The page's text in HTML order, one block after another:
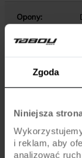
Zgoda
Niniejsza
i reklam, aby
analizować
Opony:
Hamulce: